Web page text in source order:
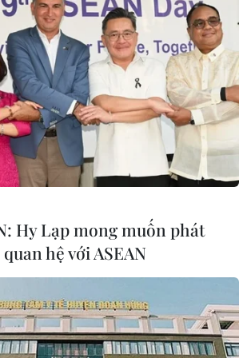
Frankfurk vào cuối tháng Chín
Hy Lạp mong muốn phát
hệ với ASEAN